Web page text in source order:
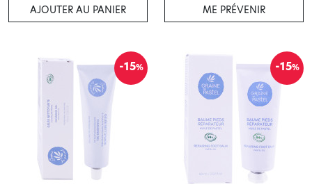
AJOUTER AU PANIER ME PRÉVENIR
-15% -15%